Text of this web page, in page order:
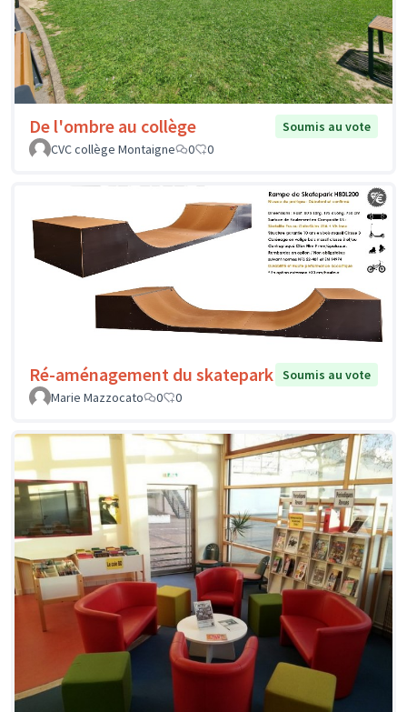
De l'ombre au collège
Soumis au vote
CVC collège Montaigne
0 0
Ré-aménagement du skatepark Soumis au vote
Marie Mazzocato
0 0